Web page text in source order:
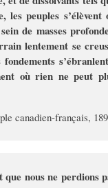
les peuples s’élèvent
de masses
lentement se
fondements
où rien ne peut
canadien-français,
nous ne perdions